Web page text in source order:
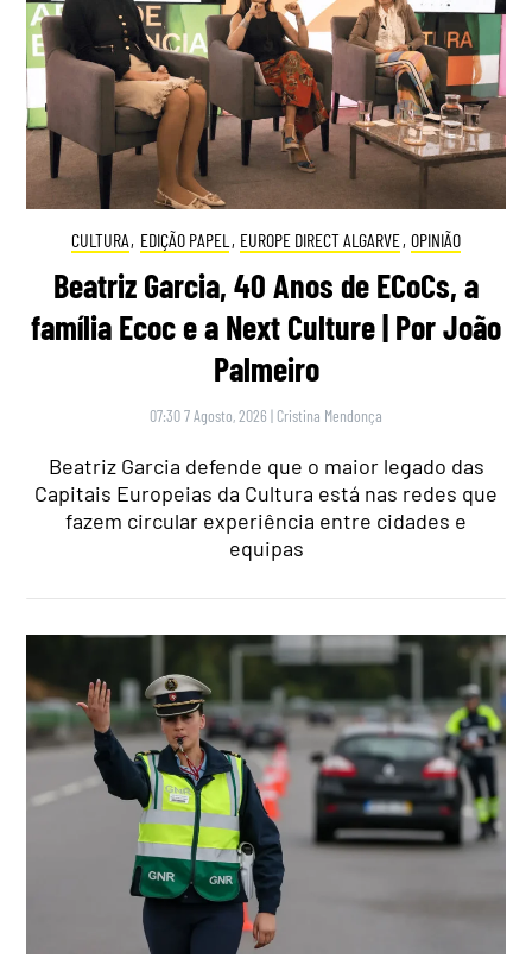
CULTURA, EDIÇÃO PAPEL , EUROPE DIRECT ALGARVE, OPINIÃO
Beatriz Garcia, 40 Anos de ECoCs, a
família Ecoc e a Next Culture | Por João
Palmeiro
07:30 7 Agosto, 2026 | Cristina Mendonça
Beatriz Garcia defende que o maior legado das
Capitais Europeias da Cultura está nas redes que
fazem circular experiência entre cidades e
equipas